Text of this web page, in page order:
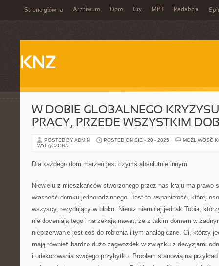
Strona główna Archiwum Dom Gry MP3 Redakcja
KNZ
W DOBIE GLOBALNEGO
PRACY, PRZEDE WSZYSTKIM
POSTED BY ADMIN POSTED ON SIE - 20 - 2025
MOŻLIWOŚĆ
WYŁĄCZONA
Dla każdego dom marzeń jest czymś absolutnie innym
Niewielu z mieszkańców stworzonego przez nas kraju ma prawo
własność domku jednorodzinnego. Jest to wspaniałość, której
wszyscy, rezydujący w bloku. Nieraz niemniej jednak Tobie,
nie doceniają tego i narzekają nawet, że z takim domem w
nieprzerwanie jest coś do robienia i tym analogiczne. Ci, którzy
mają również bardzo dużo zagwozdek w związku z decyzjami
i udekorowania swojego przybytku. Problem stanowią na